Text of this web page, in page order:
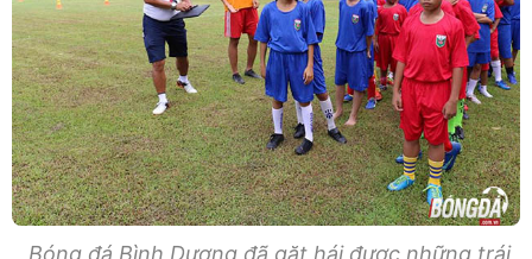
Bóng đá Bình Dương đã gặt hái được những trái